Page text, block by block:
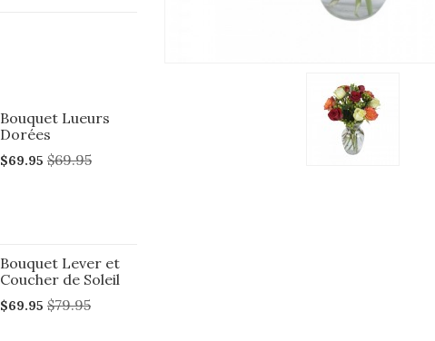
Bouquet Lueurs
Dorées
$69.95 $69.95
Bouquet Lever et
Coucher de Soleil
$69.95 $79.95